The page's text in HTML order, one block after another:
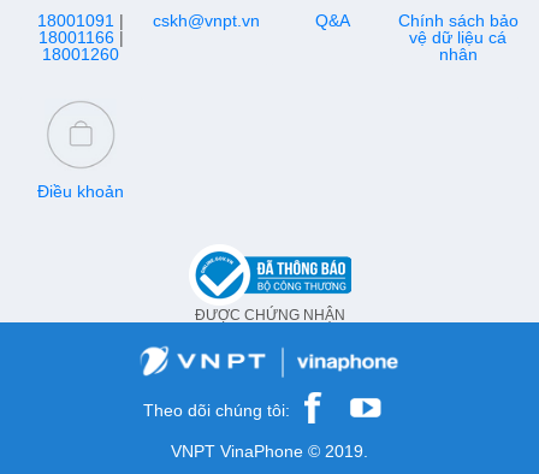
18001091 |
18001166|
18001260
cskh@vnpt.vn Q&A
Chính sách bảo
vệ dữ liệu cá
nhân
Điều khoản
ĐƯỢC CHỨNG NHẬN
Theo dõi chúng tôi:
VNPT VinaPhone © 2019.